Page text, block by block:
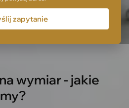
wymiar - jakie